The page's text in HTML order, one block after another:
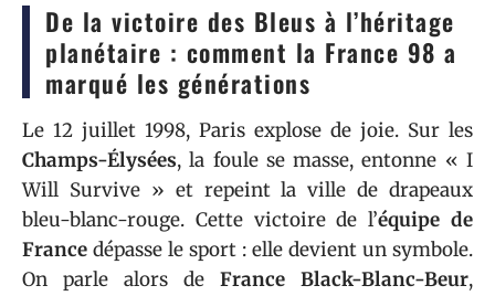
De la victoire des Bleus à l’héritage
planétaire : comment la France 98 a
marqué les générations
Le 12 juillet 1998, Paris explose de joie. Sur les
Champs-Élysées, la foule se masse, entonne « I
Will Survive » et repeint la ville de drapeaux
bleu-blanc-rouge. Cette victoire de l’équipe de
France dépasse le sport : elle devient un symbole.
On parle alors de France Black-Blanc-Beur,